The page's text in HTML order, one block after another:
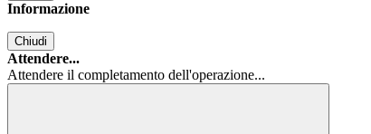
Informazione
Chiudi
Attendere...
Attendere il completamento dell'operazione...